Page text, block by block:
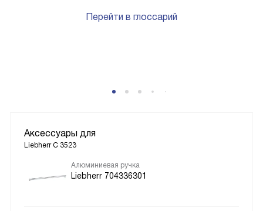
Перейти в глоссарий
Аксессуары для
Liebherr C 3523
Алюминиевая ручка
Liebherr 704336301